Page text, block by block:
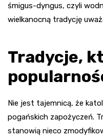
śmigus-dyngus, czyli
wielkanocną tradycję
Tradycje,
Nie jest tajemnicą, że
pogańskich zapożyczeń.
stanowią nieco